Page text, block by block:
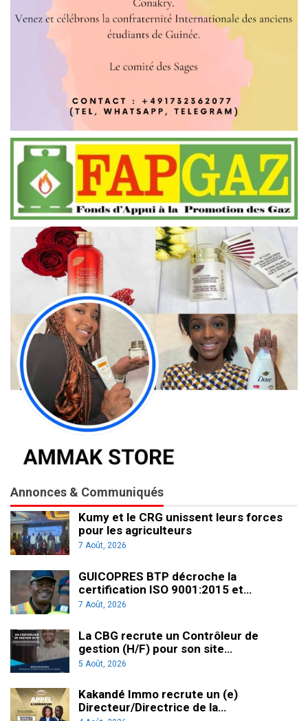
Annonces & Communiqués
Kumy et le CRG unissent leurs forces
pour les agriculteurs
7 Août, 2026
GUICOPRES BTP décroche la
certification ISO 9001:2015 et…
7 Août, 2026
La CBG recrute un Contrôleur de
gestion (H/F) pour son site…
5 Août, 2026
Kakandé Immo recrute un (e)
Directeur/Directrice de la…